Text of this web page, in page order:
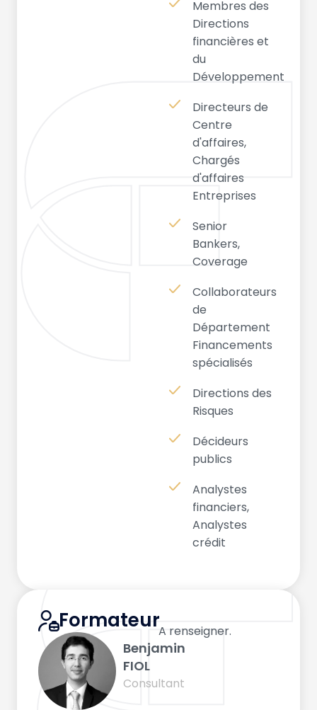
Membres des
Directions
financières et
du
Développement
Directeurs de
Centre
d'affaires,
Chargés
d'affaires
Entreprises
Senior
Bankers,
Coverage
Collaborateurs
de
Département
Financements
spécialisés
Directions des
Risques
Décideurs
publics
Analystes
financiers,
Analystes
crédit
Formateur
Benjamin
FIOL
Consultant
A renseigner.